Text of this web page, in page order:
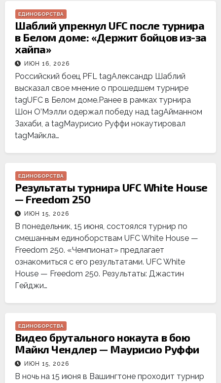
ЕДИНОБОРСТВА
Шаблий упрекнул UFC после турнира
в Белом доме: «Держит бойцов из-за
хайпа»
ИЮН 16, 2026
Российский боец PFL tagАлександр Шаблий
высказал свое мнение о прошедшем турнире
tagUFC в Белом доме.Ранее в рамках турнира
Шон О’Мэлли одержал победу над tagАйманном
Захаби, а tagМаурисио Руффи нокаутировал
tagМайкла…
ЕДИНОБОРСТВА
Результаты турнира UFC White House
— Freedom 250
ИЮН 15, 2026
В понедельник, 15 июня, состоялся турнир по
смешанным единоборствам UFC White House —
Freedom 250. «Чемпионат» предлагает
ознакомиться с его результатами. UFC White
House — Freedom 250. Результаты: Джастин
Гейджи…
ЕДИНОБОРСТВА
Видео брутального нокаута в бою
Майкл Чендлер — Маурисио Руффи
ИЮН 15, 2026
В ночь на 15 июня в Вашингтоне проходит турнир